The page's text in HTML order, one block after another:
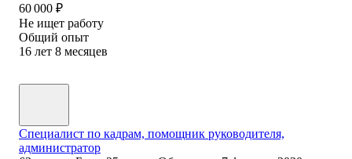
60 000 ₽
Не ищет работу
Общий опыт
16 лет 8 месяцев
Специалист по кадрам, помощник руководителя,
администратор